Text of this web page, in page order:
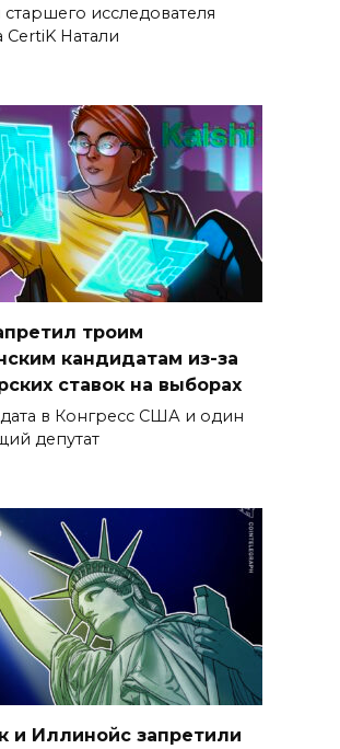
исследователя
CertiK Натали
троим
кандидатам из-за
ставок на выборах
в Конгресс США и один
депутат
и Иллинойс запретили